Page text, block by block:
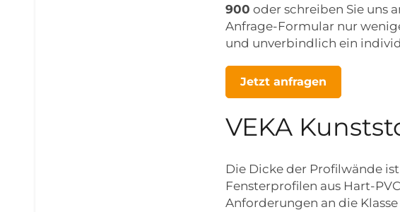
900 oder schreiben Sie uns
Anfrage-Formular nur
und unverbindlich ein
Jetzt anfragen
VEKA
Die Dicke der Profilwände
Fensterprofilen aus Hart-
Anforderungen an die